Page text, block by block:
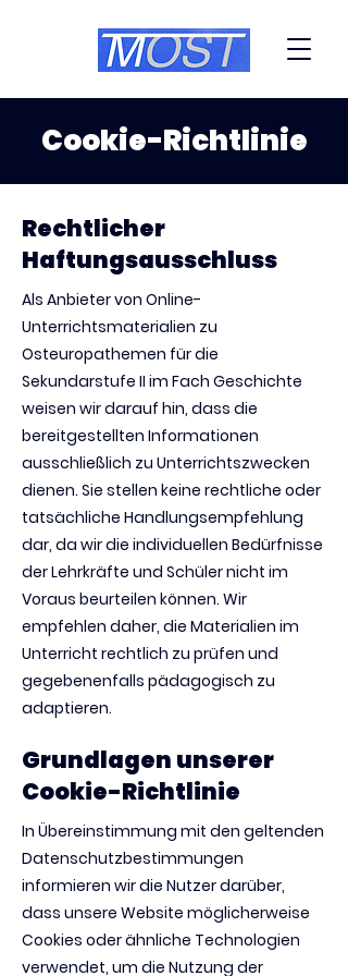
Cookie-Richtlinie
Rechtlicher
Haftungsausschluss
Als Anbieter von Online-
Unterrichtsmaterialien zu
Osteuropathemen für die
Sekundarstufe II im Fach Geschichte
weisen wir darauf hin, dass die
bereitgestellten Informationen
ausschließlich zu Unterrichtszwecken
dienen. Sie stellen keine rechtliche oder
tatsächliche Handlungsempfehlung
dar, da wir die individuellen Bedürfnisse
der Lehrkräfte und Schüler nicht im
Voraus beurteilen können. Wir
empfehlen daher, die Materialien im
Unterricht rechtlich zu prüfen und
gegebenenfalls pädagogisch zu
adaptieren.
Grundlagen unserer
Cookie-Richtlinie
In Übereinstimmung mit den geltenden
Datenschutzbestimmungen
informieren wir die Nutzer darüber,
dass unsere Website möglicherweise
Cookies oder ähnliche Technologien
verwendet, um die Nutzung der